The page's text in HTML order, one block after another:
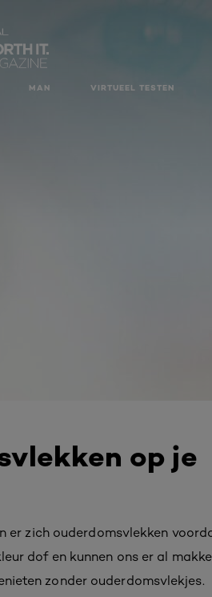
MAN VIRTUEEL TESTEN
op je
zich ouderdomsvlekken
dof en kunnen ons er al
zonder ouderdomsvlekjes.